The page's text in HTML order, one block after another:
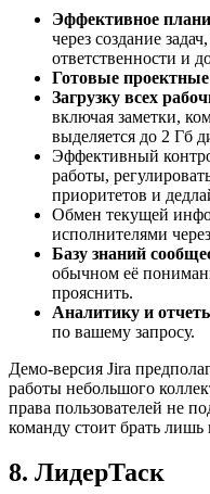
Эффективное
через создание
ответственности и
Готовые
Загрузку всех
включая заметки,
выделяется до 2 Гб
Эффективный
работы,
приоритетов и
Обмен текущей
исполнителями
Базу знаний
обычном её
прояснить.
Аналитику и
по вашему запросу.
Демо-версия Jira
работы небольшого
права пользователей не
команду стоит брать
8. ЛидерТаск